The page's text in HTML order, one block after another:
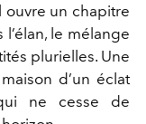
ouvre un chapitre
l’élan, le mélange
plurielles. Une
d’un éclat
ne cesse de